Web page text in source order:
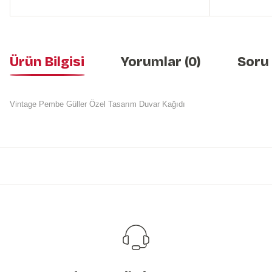
Ürün Bilgisi Yorumlar (0) Soru
Vintage Pembe Güller Özel Tasarım Duvar Kağıdı
Bu ürüne benzer farklı alternatifler olmalı.